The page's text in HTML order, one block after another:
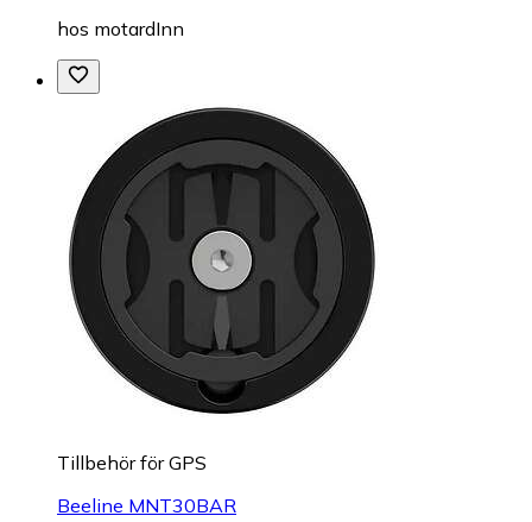
hos motardInn
Tillbehör för GPS
Beeline MNT30BAR